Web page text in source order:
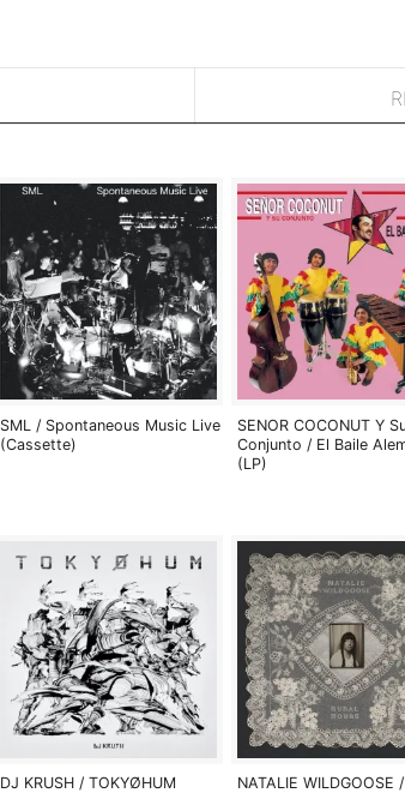
SML / Spontaneous Music Live
(Cassette)
SENOR COCONUT Y
Conjunto / El Baile
(LP)
DJ KRUSH / TOKYØHUM NATALIE WILDGOOSE